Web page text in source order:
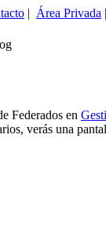
| Área Privada |
Federados en
verás una